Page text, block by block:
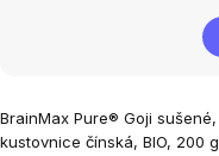
BrainMax Pure® Goji sušené,
kustovnice čínská, BIO, 200 g
hodnocení